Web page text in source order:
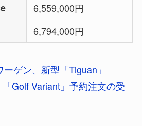
6,559,000円
6,794,000円
ゲン、新型「Tiguan」
「Golf Variant」予約注文の受